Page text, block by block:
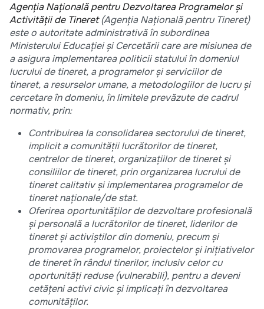
Agenția Națională pentru Dezvoltarea Programelor și
Activității de Tineret(Agenția Națională pentru Tineret)
este o autoritate administrativă în subordinea
Ministerului Educației și Cercetării care are misiunea de
a asigura implementarea politicii statului în domeniul
lucrului de tineret, a programelor și serviciilor de
tineret, a resurselor umane, a metodologiilor de lucru și
cercetare în domeniu, în limitele prevăzute de cadrul
normativ, prin:
Contribuirea la consolidarea sectorului de tineret,
implicit a comunității lucrătorilor de tineret,
centrelor de tineret, organizațiilor de tineret și
consiliilor de tineret, prin organizarea lucrului de
tineret calitativ și implementarea programelor de
tineret naționale/de stat.
Oferirea oportunităților de dezvoltare profesională
și personală a lucrătorilor de tineret, liderilor de
tineret și activiștilor din domeniu, precum și
promovarea programelor, proiectelor și inițiativelor
de tineret în rândul tinerilor, inclusiv celor cu
oportunități reduse (vulnerabili), pentru a deveni
cetățeni activi civic și implicați în dezvoltarea
comunităților.